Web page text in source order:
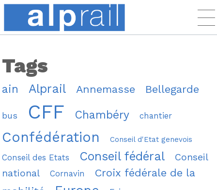
Tags
ain Alprail Annemasse Bellegarde
bus CFF Chambéry chantier
Confédération Conseil d'Etat genevois
Conseil des Etats Conseil fédéral
Conseil
national
Cornavin
Croix fédérale de la